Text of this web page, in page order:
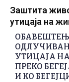
Заштита
утицаја на
УТИЦАЈА
ПРЕКО
И КО